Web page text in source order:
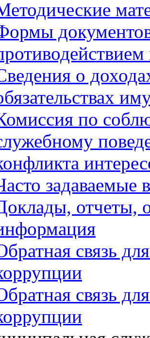
о
по
задаваемые
отчеты,
связь
связь